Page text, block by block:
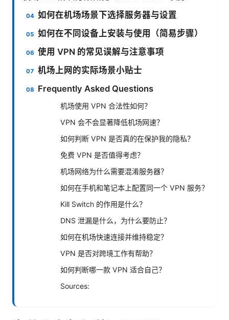
如何在机场场景下选择服务器与设置
如何在不同设备上安装与使用（简易步骤）
使用 VPN 的常见误解与注意事项
机场上网的实际场景小贴士
Frequently Asked Questions
机场使用 VPN 合法性如何？
VPN 会不会显著降低机场网速？
如何判断 VPN 是否真的在保护我的隐私？
免费 VPN 是否值得考虑？
机场网络为什么需要混淆服务器？
如何在手机和笔记本上配置同一个 VPN 服务？
Kill Switch 的作用是什么？
DNS 泄漏是什么，为什么要防止？
如何在机场快速连接并维持稳定？
VPN 是否对跨境工作有帮助？
如何判断哪一款 VPN 适合自己？
Sources: